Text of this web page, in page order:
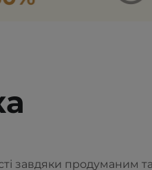
завдяки продуманим